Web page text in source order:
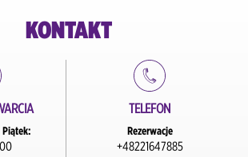
KONTAKT
Piątek:
TELEFON
Rezerwacje
+48221647885